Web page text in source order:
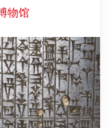
物馆